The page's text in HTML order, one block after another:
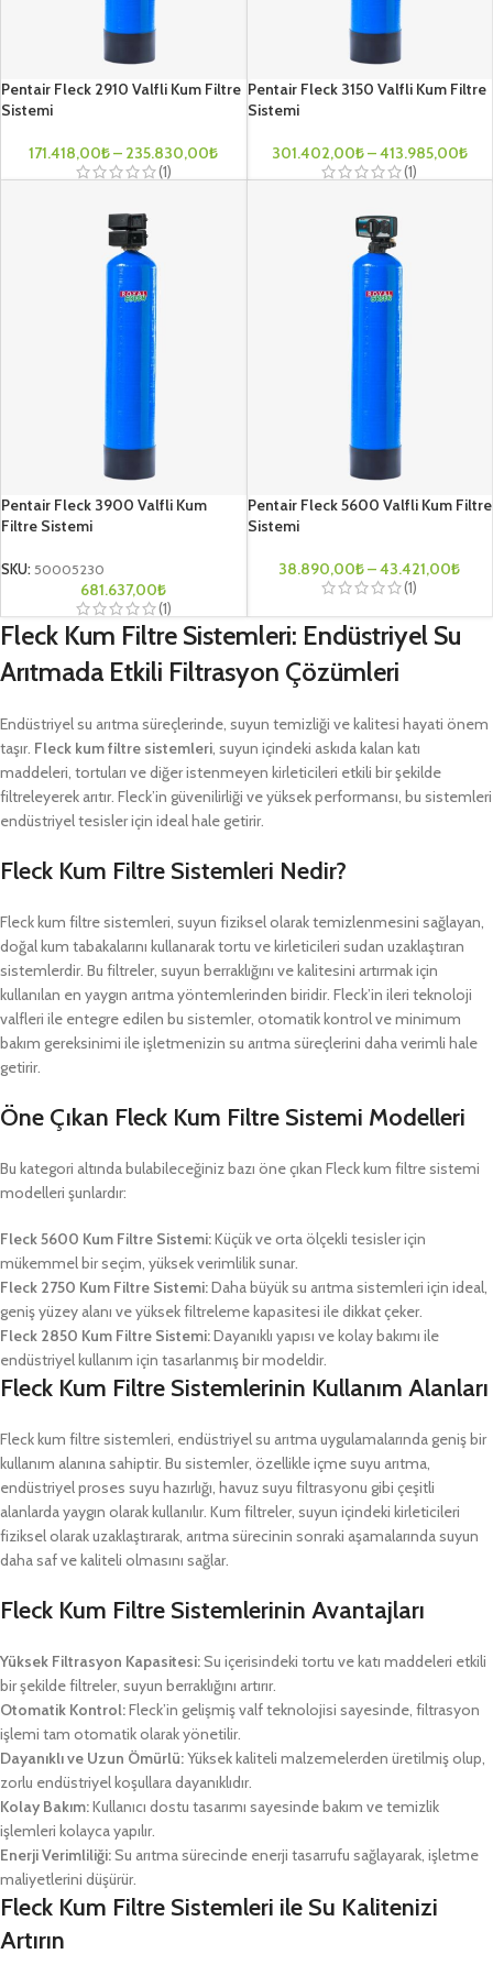
Pentair Fleck 2910 Valfli Kum Filtre
Sistemi
171.418,00₺– 235.830,00₺
(1)
Pentair Fleck 3150 Valfli Kum Filtre
Sistemi
301.402,00₺–413.985,00₺
(1)
Pentair Fleck 3900 Valfli Kum
Filtre Sistemi
SKU: 50005230
681.637,00₺
(1)
Pentair Fleck 5600 Valfli Kum Filtre
Sistemi
38.890,00₺–43.421,00₺
(1)
Fleck Kum Filtre Sistemleri: Endüstriyel Su
Arıtmada Etkili Filtrasyon Çözümleri
Endüstriyel su arıtma süreçlerinde, suyun temizliği ve kalitesi hayati önem
taşır. Fleck kum filtre sistemleri, suyun içindeki askıda kalan katı
maddeleri, tortuları ve diğer istenmeyen kirleticileri etkili bir şekilde
filtreleyerek arıtır. Fleck’in güvenilirliği ve yüksek performansı, bu sistemleri
endüstriyel tesisler için ideal hale getirir.
Fleck Kum Filtre Sistemleri Nedir?
Fleck kum filtre sistemleri, suyun fiziksel olarak temizlenmesini sağlayan,
doğal kum tabakalarını kullanarak tortu ve kirleticileri sudan uzaklaştıran
sistemlerdir. Bu filtreler, suyun berraklığını ve kalitesini artırmak için
kullanılan en yaygın arıtma yöntemlerinden biridir. Fleck’in ileri teknoloji
valfleri ile entegre edilen bu sistemler, otomatik kontrol ve minimum
bakım gereksinimi ile işletmenizin su arıtma süreçlerini daha verimli hale
getirir.
Öne Çıkan Fleck Kum Filtre Sistemi Modelleri
Bu kategori altında bulabileceğiniz bazı öne çıkan Fleck kum filtre sistemi
modelleri şunlardır:
Fleck 5600 Kum Filtre Sistemi:Küçük ve orta ölçekli tesisler için
mükemmel bir seçim, yüksek verimlilik sunar.
Fleck 2750 Kum Filtre Sistemi:Daha büyük su arıtma sistemleri için ideal,
geniş yüzey alanı ve yüksek filtreleme kapasitesi ile dikkat çeker.
Fleck 2850 Kum Filtre Sistemi:Dayanıklı yapısı ve kolay bakımı ile
endüstriyel kullanım için tasarlanmış bir modeldir.
Fleck Kum Filtre Sistemlerinin Kullanım Alanları
Fleck kum filtre sistemleri, endüstriyel su arıtma uygulamalarında geniş bir
kullanım alanına sahiptir. Bu sistemler, özellikle içme suyu arıtma,
endüstriyel proses suyu hazırlığı, havuz suyu filtrasyonu gibi çeşitli
alanlarda yaygın olarak kullanılır. Kum filtreler, suyun içindeki kirleticileri
fiziksel olarak uzaklaştırarak, arıtma sürecinin sonraki aşamalarında suyun
daha saf ve kaliteli olmasını sağlar.
Fleck Kum Filtre Sistemlerinin Avantajları
Yüksek Filtrasyon Kapasitesi:Su içerisindeki tortu ve katı maddeleri etkili
bir şekilde filtreler, suyun berraklığını artırır.
Otomatik Kontrol:Fleck’in gelişmiş valf teknolojisi sayesinde, filtrasyon
işlemi tam otomatik olarak yönetilir.
Dayanıklı ve Uzun Ömürlü:Yüksek kaliteli malzemelerden üretilmiş olup,
zorlu endüstriyel koşullara dayanıklıdır.
Kolay Bakım:Kullanıcı dostu tasarımı sayesinde bakım ve temizlik
işlemleri kolayca yapılır.
Enerji Verimliliği:Su arıtma sürecinde enerji tasarrufu sağlayarak, işletme
maliyetlerini düşürür.
Fleck Kum Filtre Sistemleri ile Su Kalitenizi
Artırın